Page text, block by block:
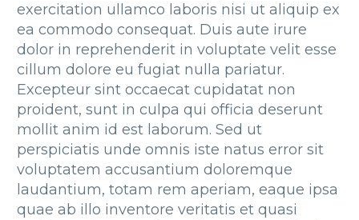
exercitation ullamco laboris nisi ut aliquip ex
ea commodo consequat. Duis aute irure
dolor in reprehenderit in voluptate velit esse
cillum dolore eu fugiat nulla pariatur.
Excepteur sint occaecat cupidatat non
proident, sunt in culpa qui officia deserunt
mollit anim id est laborum. Sed ut
perspiciatis unde omnis iste natus error sit
voluptatem accusantium doloremque
laudantium, totam rem aperiam, eaque ipsa
quae ab illo inventore veritatis et quasi